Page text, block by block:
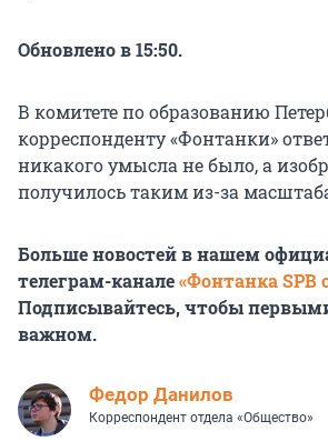
Обновлено в 15:50.
В комитете по образованию
корреспонденту «Фонтанки»
никакого умысла не было, а
получилось таким из-за
Больше новостей в нашем
телеграм-канале«Фонтанка SPB
Подписывайтесь, чтобы
важном.
Федор Данилов
Корреспондент отдела «Общество»